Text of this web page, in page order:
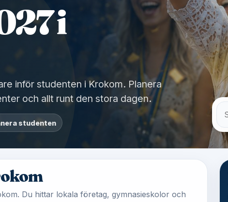
i
inför studenten i Krokom. Planera
och allt runt den stora dagen.
studenten
Du hittar lokala företag, gymnasieskolor och